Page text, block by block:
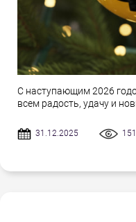
С наступающим 2026
всем радость, удачу и
31.12.2025 151